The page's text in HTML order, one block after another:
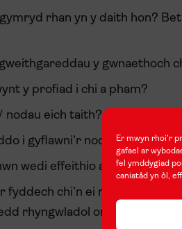
Er mwyn rhoi'r
gafael ar
fel ymddygiad
caniatâd yn ôl,
rhan yn y daith hon?
gweithgareddau y
y profiad i chi a pham?
eich taith? (a pham?)
i gyflawni’r nodau roeddech
wedi effeithio arnoch chi? A
fyddech chi’n ei roi i rywun
rhyngwladol ond a allai fod